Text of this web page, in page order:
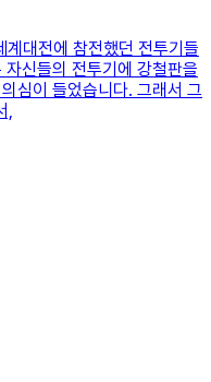
대전에 참전했던 전투기들
신들의 전투기에 강철판을
심이 들었습니다. 그래서 그